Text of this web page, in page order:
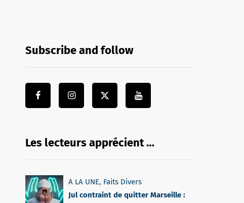
Subscribe and follow
Les lecteurs apprécient …
A LA UNE, Faits Divers
Jul contraint de quitter Marseille :